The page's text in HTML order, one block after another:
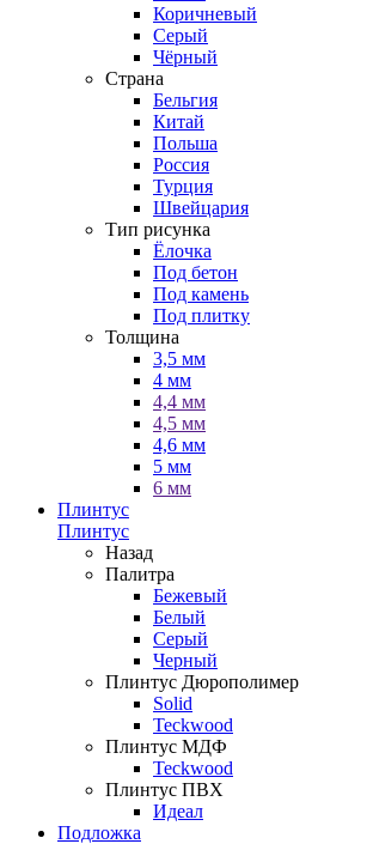
Коричневый
Серый
Чёрный
Страна
Бельгия
Китай
Польша
Россия
Турция
Швейцария
Тип рисунка
Ёлочка
Под бетон
Под камень
Под плитку
Толщина
3,5 мм
4 мм
4,4 мм
4,5 мм
4,6 мм
5 мм
6 мм
Плинтус
Плинтус
Назад
Палитра
Бежевый
Белый
Серый
Черный
Плинтус Дюрополимер
Solid
Teckwood
Плинтус МДФ
Teckwood
Плинтус ПВХ
Идеал
Подложка